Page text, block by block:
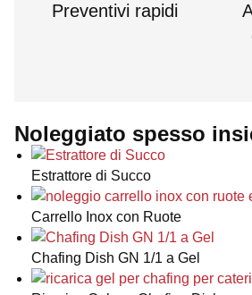
Preventivi rapidi
Noleggiato spesso
Estrattore di Succo
Carrello Inox con Ruote
Chafing Dish GN 1/1 a Gel